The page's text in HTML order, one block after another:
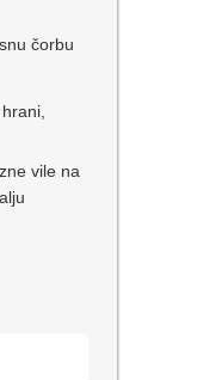
čorbu
vile na